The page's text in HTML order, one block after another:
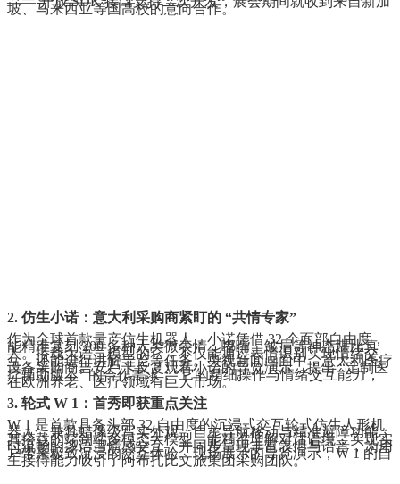
坡、马来西亚等国高校的意向合作。
2. 仿生小诺：意大利采购商紧盯的 “共情专家”
作为全球首款量产仿生机器人，小诺凭借 32 个面部自由度，
能精准复刻 200 多种人类微表情，嘟嘴、皱眉等神态堪比真
人。搭载大语言模型的它，不仅能通过表情识别实现情绪交
互，还能进行讲解导览等任务。央视新闻画面中，意大利医疗
设备采购商吉安卢卡反复观看小诺的导览演示，提出 “定制医
疗辅助版本” 的合作需求：“它的精细操作与情绪交互能力，
在欧洲养老、医疗领域有巨大市场。”
3. 轮式 W 1：首秀即获重点关注
W 1 是首款具备头部 32 自由度的沉浸式交互轮式仿生人形机
器人，兼具蜡像级写实外观、自主导航移动与精准避障功能；
其搭载的端到端多模态大模型，能精准理解对话语境，实现实
时流畅的多语言情感交互，并同步呈现丰富表情与语音，为用
户带来极致沉浸的交互体验。现场展示的导览演示，W 1 的自
主接待能力吸引了阿布扎比文旅集团采购团队。